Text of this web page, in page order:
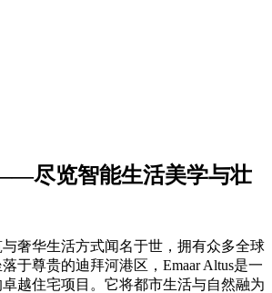
尽览智能生活美学与壮
奢华生活方式闻名于世，拥有众多全球
于尊贵的迪拜河港区，Emaar Altus是一
越住宅项目。它将都市生活与自然融为